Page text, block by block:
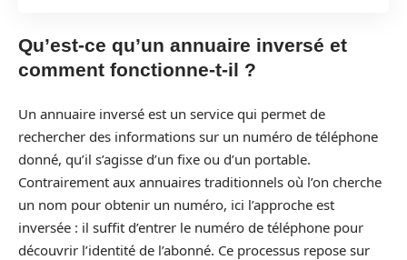
Qu’est-ce qu’un annuaire inversé et
comment fonctionne-t-il ?
Un annuaire inversé est un service qui permet de
rechercher des informations sur un numéro de téléphone
donné, qu’il s’agisse d’un fixe ou d’un portable.
Contrairement aux annuaires traditionnels où l’on cherche
un nom pour obtenir un numéro, ici l’approche est
inversée : il suffit d’entrer le numéro de téléphone pour
découvrir l’identité de l’abonné. Ce processus repose sur